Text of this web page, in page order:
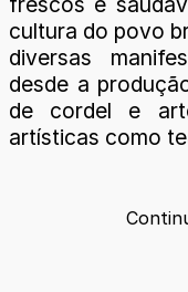
cultura do povo
diversas
desde a
de cordel e
artísticas como